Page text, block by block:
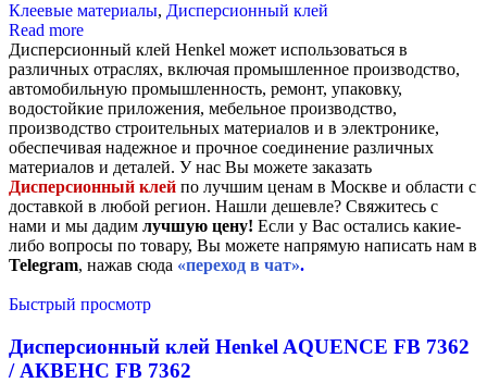
Клеевые материалы, Дисперсионный клей
Read more
Дисперсионный клей Henkel может использоваться в
различных отраслях, включая промышленное производство,
автомобильную промышленность, ремонт, упаковку,
водостойкие приложения, мебельное производство,
производство строительных материалов и в электронике,
обеспечивая надежное и прочное соединение различных
материалов и деталей. У нас Вы можете заказать
Дисперсионный клей по лучшим ценам в Москве и области с
доставкой в любой регион. Нашли дешевле? Свяжитесь с
нами и мы дадим лучшую цену! Если у Вас остались какие-
либо вопросы по товару, Вы можете напрямую написать нам в
Telegram, нажав сюда «переход в чат».
Быстрый просмотр
Дисперсионный клей Henkel AQUENCE FB 7362
/ АКВЕНС FB 7362